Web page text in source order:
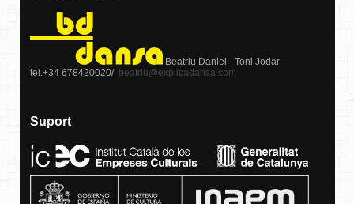
Beatriu Daniel - Toni Jodar
tel.+34 678420020/ beatriu@explicadansa.com
Suport